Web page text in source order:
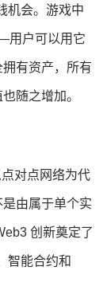
机会。游戏中
用户可以用它
有资产，所有
随之增加。
对点网络为代
由属于单个实
创新奠定了
智能合约和